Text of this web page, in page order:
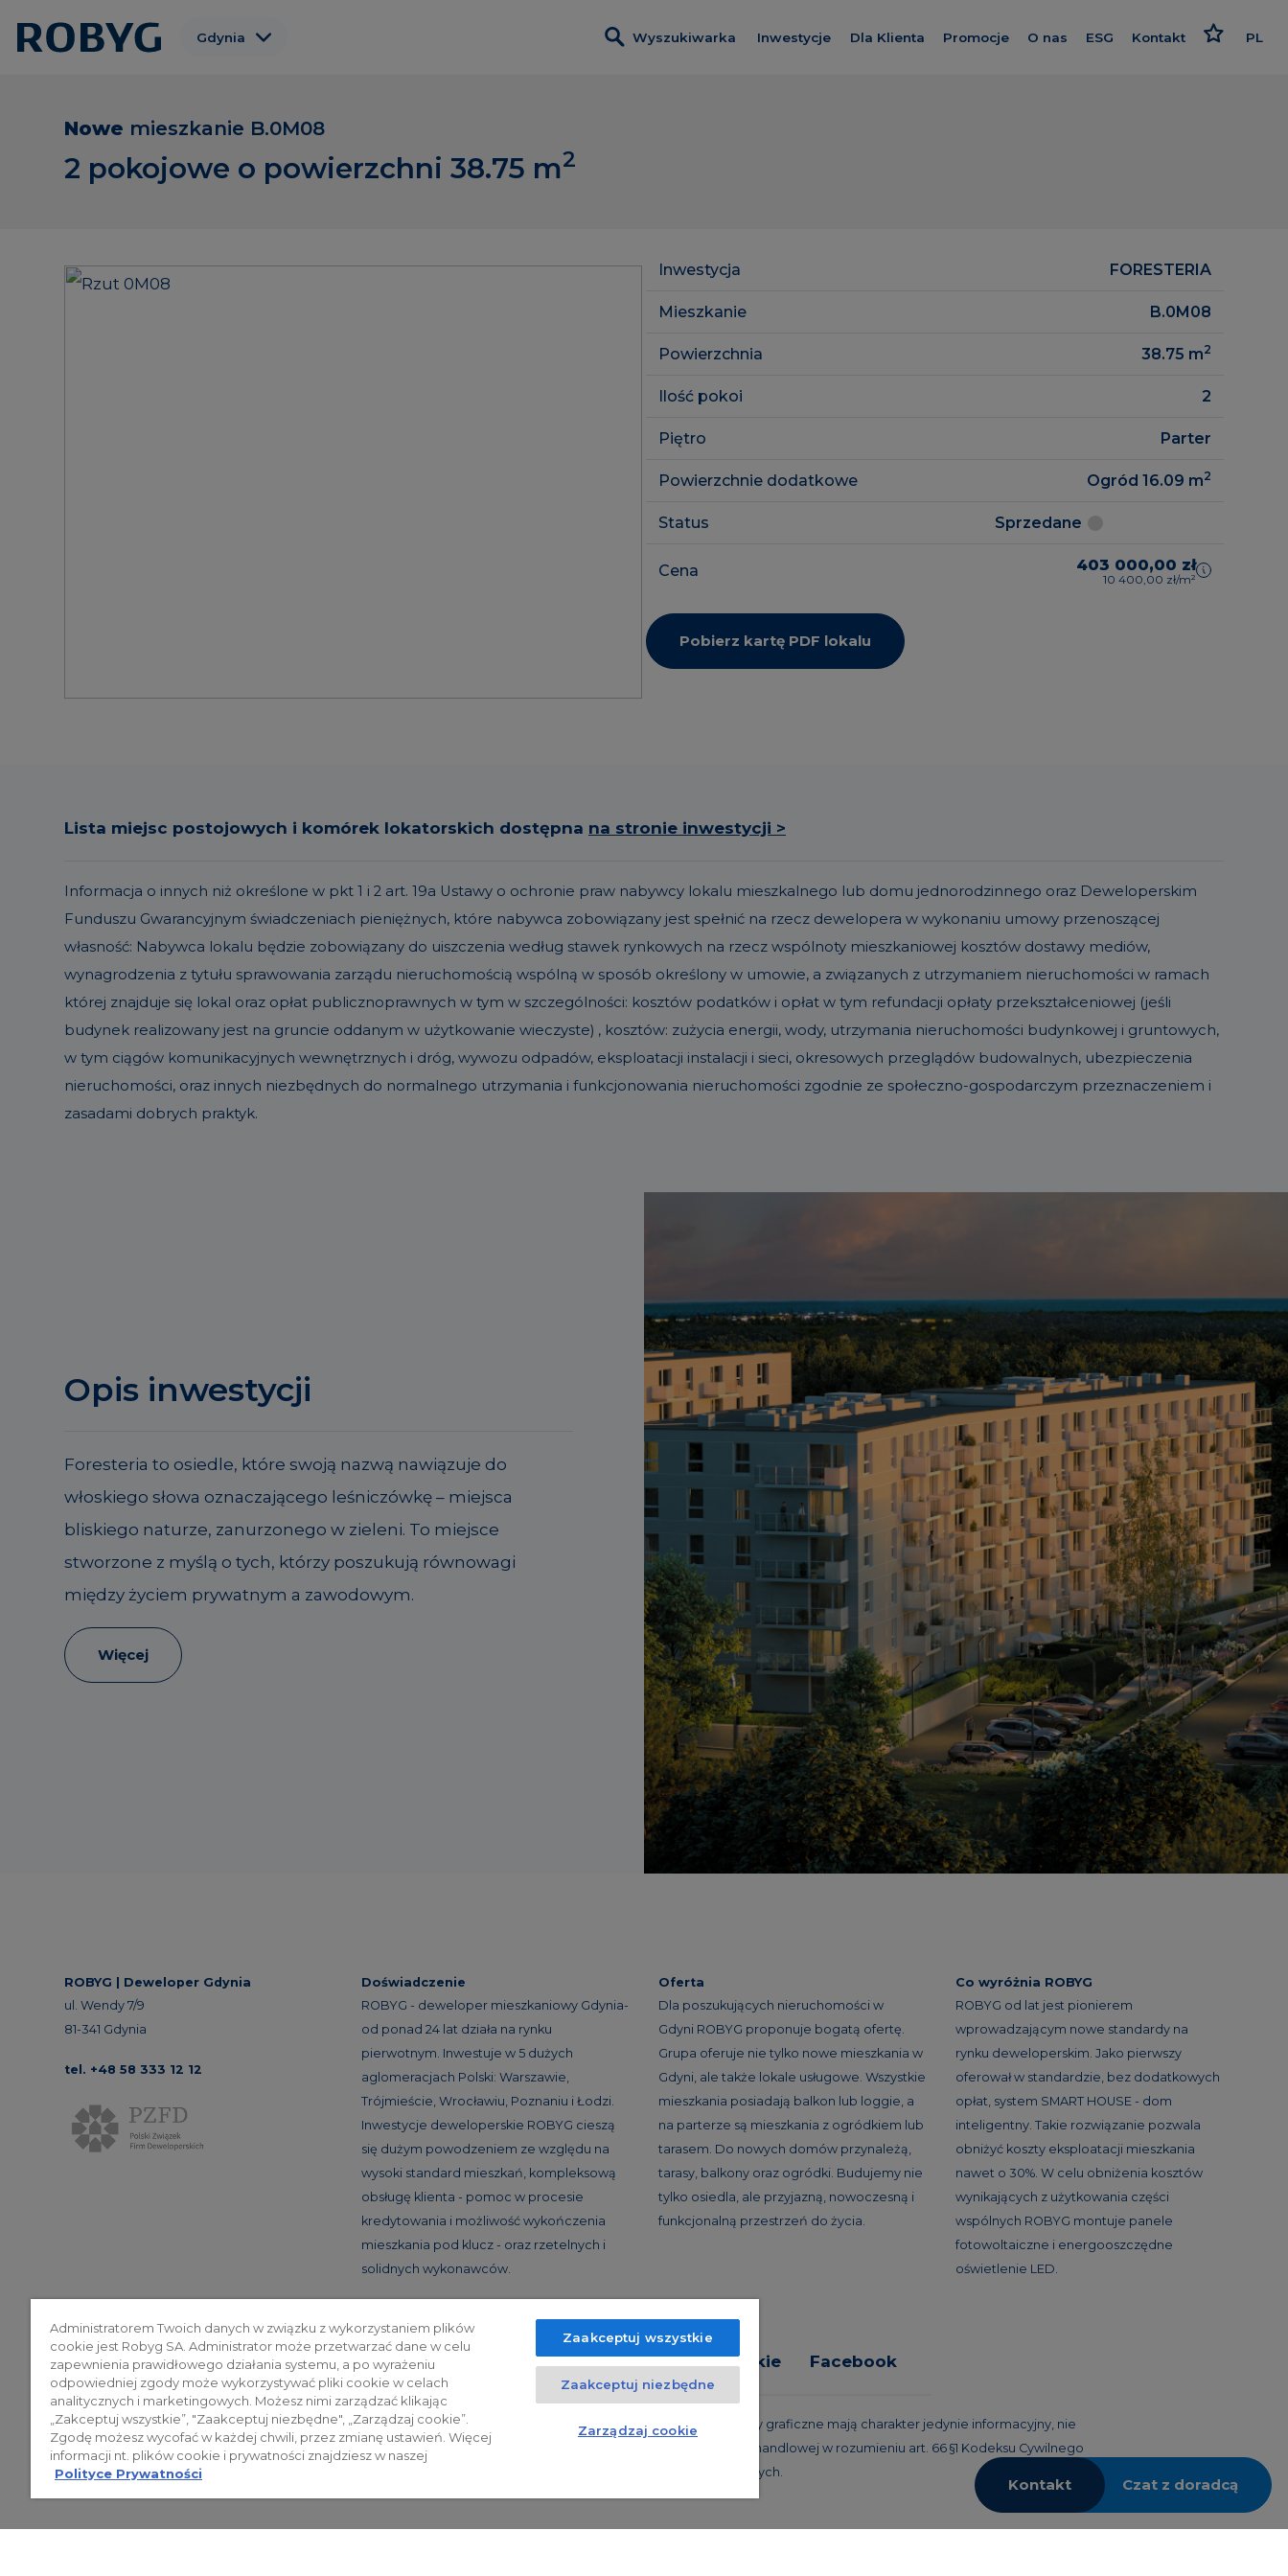
Gdynia
Gdańsk
Wyszukiwarka Inwestycje Dla Klienta Promocje O nas
Spółki Grupy
ESG Kontakt PL
Nowe mieszkanie B.0M08
2 pokojowe o powierzchni 38.75 m2
Inwestycja FORESTERIA
Mieszkanie B.0M08
Powierzchnia 38.75 m2
Ilość pokoi 2
Piętro Parter
Powierzchnie dodatkowe Ogród 16.09 m2
Status Sprzedane
Cena 403 000,00 zł
10 400,00 zł/m²
Pobierz kartę PDF lokalu
Lista miejsc postojowych i komórek lokatorskich dostępna na stronie inwestycji >
Informacja o innych niż określone w pkt 1 i 2 art. 19a Ustawy o ochronie praw nabywcy lokalu mieszkalnego lub domu jednorodzinnego oraz Deweloperskim
Funduszu Gwarancyjnym świadczeniach pieniężnych, które nabywca zobowiązany jest spełnić na rzecz dewelopera w wykonaniu umowy przenoszącej
własność: Nabywca lokalu będzie zobowiązany do uiszczenia według stawek rynkowych na rzecz wspólnoty mieszkaniowej kosztów dostawy mediów,
wynagrodzenia z tytułu sprawowania zarządu nieruchomością wspólną w sposób określony w umowie, a związanych z utrzymaniem nieruchomości w ramach
której znajduje się lokal oraz opłat publicznoprawnych w tym w szczególności: kosztów podatków i opłat w tym refundacji opłaty przekształceniowej (jeśli
budynek realizowany jest na gruncie oddanym w użytkowanie wieczyste) , kosztów: zużycia energii, wody, utrzymania nieruchomości budynkowej i gruntowych,
w tym ciągów komunikacyjnych wewnętrznych i dróg, wywozu odpadów, eksploatacji instalacji i sieci, okresowych przeglądów budowalnych, ubezpieczenia
nieruchomości, oraz innych niezbędnych do normalnego utrzymania i funkcjonowania nieruchomości zgodnie ze społeczno-gospodarczym przeznaczeniem i
zasadami dobrych praktyk.
Opis inwestycji
Foresteria to osiedle, które swoją nazwą nawiązuje do
włoskiego słowa oznaczającego leśniczówkę – miejsca
bliskiego naturze, zanurzonego w zieleni. To miejsce
stworzone z myślą o tych, którzy poszukują równowagi
między życiem prywatnym a zawodowym.
Więcej
ROBYG | Deweloper Gdynia
ul. Wendy 7/9
81-341 Gdynia
tel. +48 58 333 12 12
Doświadczenie
ROBYG - deweloper mieszkaniowy Gdynia-
od ponad 24 lat działa na rynku
pierwotnym. Inwestuje w 5 dużych
aglomeracjach Polski: Warszawie,
Trójmieście, Wrocławiu, Poznaniu i Łodzi.
Inwestycje deweloperskie ROBYG cieszą
się dużym powodzeniem ze względu na
wysoki standard mieszkań, kompleksową
obsługę klienta - pomoc w procesie
kredytowania i możliwość wykończenia
mieszkania pod klucz - oraz rzetelnych i
solidnych wykonawców.
Oferta
Dla poszukujących nieruchomości w
Gdyni ROBYG proponuje bogatą ofertę.
Grupa oferuje nie tylko nowe mieszkania w
Gdyni, ale także lokale usługowe. Wszystkie
mieszkania posiadają balkon lub loggie, a
na parterze są mieszkania z ogródkiem lub
tarasem. Do nowych domów przynależą,
tarasy, balkony oraz ogródki. Budujemy nie
tylko osiedla, ale przyjazną, nowoczesną i
funkcjonalną przestrzeń do życia.
Co wyróżnia ROBYG
ROBYG od lat jest pionierem
wprowadzającym nowe standardy na
rynku deweloperskim. Jako pierwszy
oferował w standardzie, bez dodatkowych
opłat, system SMART HOUSE - dom
inteligentny. Takie rozwiązanie pozwala
obniżyć koszty eksploatacji mieszkania
nawet o 30%. W celu obniżenia kosztów
wynikających z użytkowania części
wspólnych ROBYG montuje panele
fotowoltaiczne i energooszczędne
oświetlenie LED.
Polityka prywatności Relacje inwestorskie Facebook
© 2026 ROBYG. Wszystkie prawa zastrzeżone. Powyższa oferta i przedstawione materiały graficzne mają charakter jedynie informacyjny, nie
mogą być traktowane jako ostateczne projekty realizacyjne, nie stanowią również oferty handlowej w rozumieniu art. 66 §1 Kodeksu Cywilnego
oraz innych właściwych przepisów prawnych.
Kontakt Czat z doradcą
Administratorem Twoich danych w związku z wykorzystaniem plików
cookie jest Robyg SA. Administrator może przetwarzać dane w celu
zapewnienia prawidłowego działania systemu, a po wyrażeniu
odpowiedniej zgody może wykorzystywać pliki cookie w celach
analitycznych i marketingowych. Możesz nimi zarządzać klikając
„Zakceptuj wszystkie”, "Zaakceptuj niezbędne", „Zarządzaj cookie”.
Zgodę możesz wycofać w każdej chwili, przez zmianę ustawień. Więcej
informacji nt. plików cookie i prywatności znajdziesz w naszej
Polityce Prywatności
Zaakceptuj wszystkie
Zaakceptuj niezbędne
Zarządzaj cookie